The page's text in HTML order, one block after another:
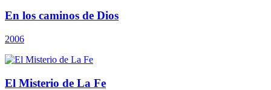
En los caminos de Dios
2006
El Misterio de La Fe